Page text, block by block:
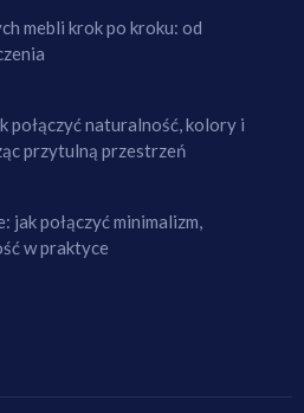
mebli krok po kroku: od
połączyć naturalność, kolory i
przytulną przestrzeń
połączyć minimalizm,
w praktyce